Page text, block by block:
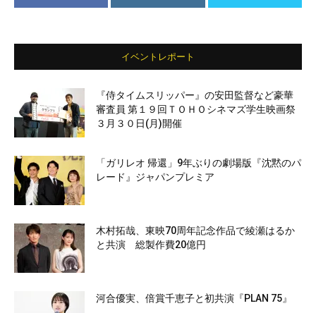
イベントレポート
『侍タイムスリッパー』の安田監督など豪華
審査員 第１９回ＴＯＨＯシネマズ学生映画祭
３月３０日(月)開催
「ガリレオ 帰還」9年ぶりの劇場版『沈黙のパ
レード』ジャパンプレミア
木村拓哉、東映70周年記念作品で綾瀬はるか
と共演 総製作費20億円
河合優実、倍賞千恵子と初共演『PLAN 75』